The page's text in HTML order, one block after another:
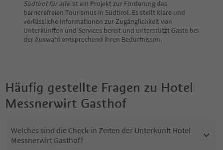
Südtirol für alleist ein Projekt zur Förderung des
barrierefreien Tourismus in Südtirol. Es stellt klare und
verlässliche Informationen zur Zugänglichkeit von
Unterkünften und Services bereit und unterstützt Gäste bei
der Auswahl entsprechend ihren Bedürfnissen.
Häufig gestellte Fragen zu Hotel
Messnerwirt Gasthof
Welches sind die Check-in Zeiten der Unterkunft Hotel
Messnerwirt Gasthof?